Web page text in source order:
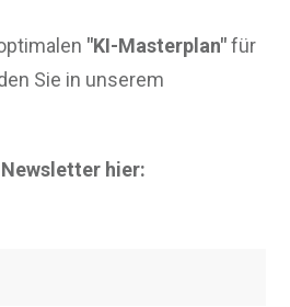
"KI-Masterplan"für
Sie in unserem
Newsletter hier: